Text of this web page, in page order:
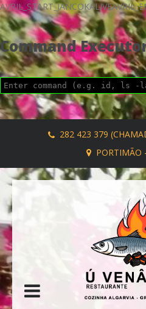
Command
282 423 379
PORTIMÃO